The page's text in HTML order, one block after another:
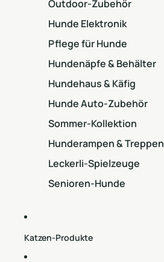
Outdoor-Zubehör
Hunde Elektronik
Pflege für Hunde
Hundenäpfe & Behälter
Hundehaus & Käfig
Hunde Auto-Zubehör
Sommer-Kollektion
Hunderampen & Treppen
Leckerli-Spielzeuge
Senioren-Hunde
Katzen-Produkte